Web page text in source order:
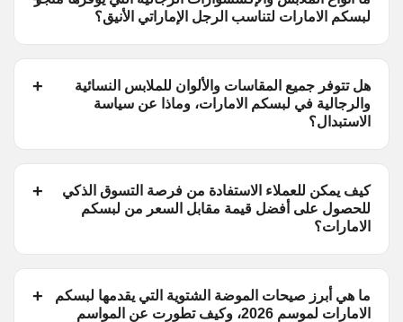
لبسكم الامارات لتناسب الرجل الإماراتي الأنيق؟
هل تتوفر جميع المقاسات والألوان للملابس النسائية
والرجالية في لبسكم الامارات، وماذا عن سياسة
الاستبدال؟
كيف يمكن للعملاء الاستفادة من فرصة التسوق الذكي
للحصول على أفضل قيمة مقابل السعر من لبسكم
الامارات؟
ما هي أبرز صيحات الموضة الشتوية التي يقدمها لبسكم
الامارات لموسم 2026، وكيف تطورت عن المواسم